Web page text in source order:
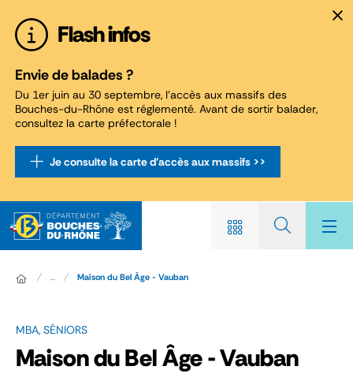
Flash infos
Envie de balades ?
Du 1er juin au 30 septembre, l'accès aux massifs des
Bouches-du-Rhône est réglementé. Avant de sortir balader,
consultez la carte préfectorale !
Je consulte la carte d'accès aux massifs >>
... Maison du Bel Âge - Vauban
MBA, SÉNIORS
Maison du Bel Âge - Vauban